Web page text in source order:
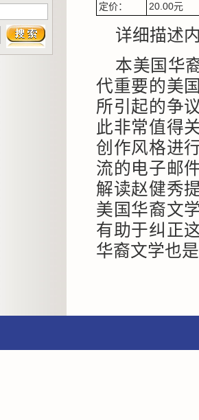
定价： 20.00元
详细描述
本美国华
代重要的美
所引起的争
此非常值得
创作风格进
流的电子邮
解读赵健秀
美国华裔文
有助于纠正
华裔文学也